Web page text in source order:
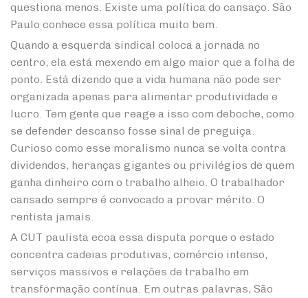
questiona menos. Existe uma política do cansaço. São
Paulo conhece essa política muito bem.
Quando a esquerda sindical coloca a jornada no
centro, ela está mexendo em algo maior que a folha de
ponto. Está dizendo que a vida humana não pode ser
organizada apenas para alimentar produtividade e
lucro. Tem gente que reage a isso com deboche, como
se defender descanso fosse sinal de preguiça.
Curioso como esse moralismo nunca se volta contra
dividendos, heranças gigantes ou privilégios de quem
ganha dinheiro com o trabalho alheio. O trabalhador
cansado sempre é convocado a provar mérito. O
rentista jamais.
A CUT paulista ecoa essa disputa porque o estado
concentra cadeias produtivas, comércio intenso,
serviços massivos e relações de trabalho em
transformação contínua. Em outras palavras, São